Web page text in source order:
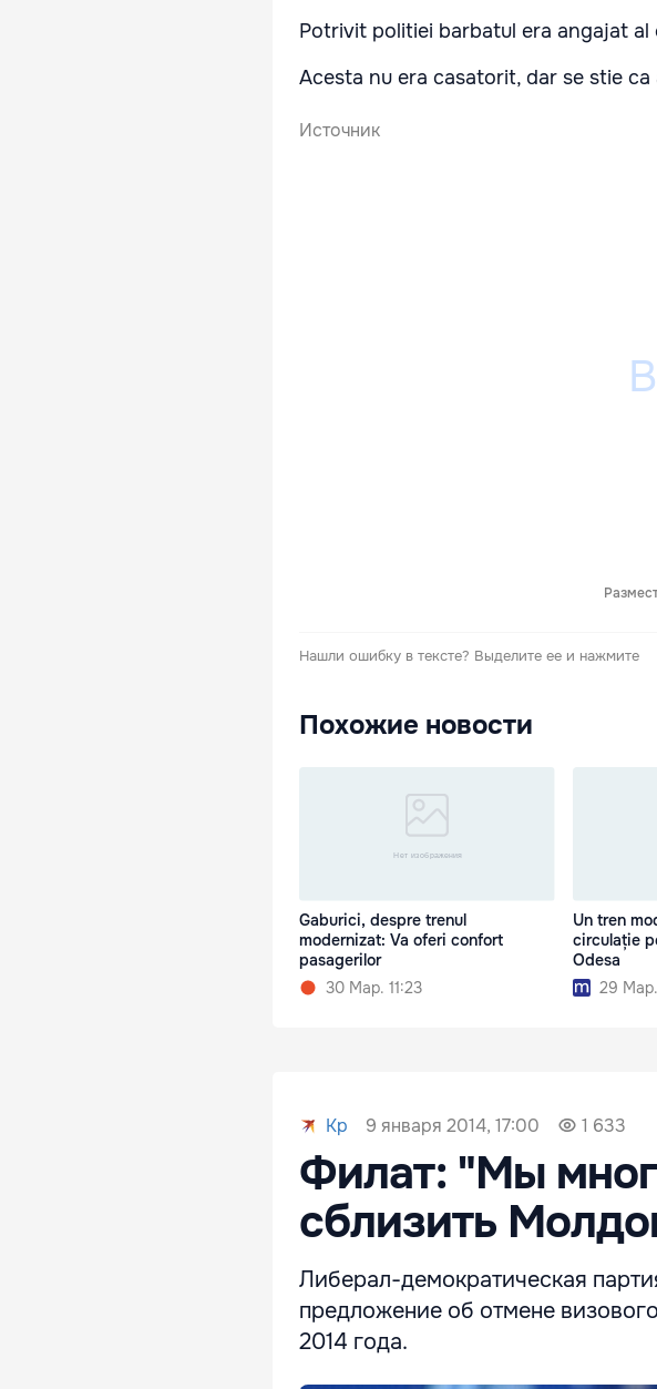
Potrivit politiei barbatul era angajat al
Acesta nu era casatorit, dar se stie ca
Источник
Нашли ошибку в тексте? Выделите ее и нажмите
Похожие новости
Gaburici, despre trenul
modernizat: Va oferi confort
pasagerilor
30 Мар. 11:23
Un tren
circulație
Odesa
29 Мар.
Kp 9 января 2014, 17:00 1 633
Филат: "Мы
сблизить
Либерал-демократическая
предложение об отмене
2014 года.